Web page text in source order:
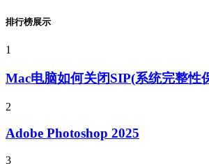
排行榜展示
1
Mac电脑如何关闭SIP(系统完整性
2
Adobe Photoshop 2025
3